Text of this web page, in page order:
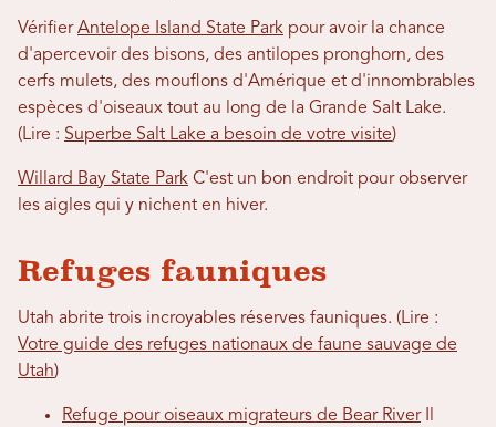
VérifierAntelope Island State Park pour avoir la chance
d'apercevoir des bisons, des antilopes pronghorn, des
cerfs mulets, des mouflons d'Amérique et d'innombrables
espèces d'oiseaux tout au long de la Grande Salt Lake.
(Lire : Superbe Salt Lake a besoin de votre visite)
Willard Bay State Park C'est un bon endroit pour observer
les aigles qui y nichent en hiver.
Refuges fauniques
Utah abrite trois incroyables réserves fauniques. (Lire :
Votre guide des refuges nationaux de faune sauvage de
Utah)
Refuge pour oiseaux migrateurs de Bear RiverIl